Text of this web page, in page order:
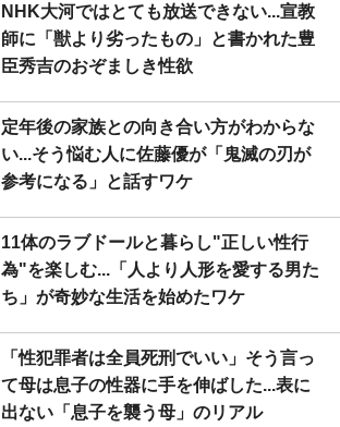
NHK大河ではとても放送できない...宣教
師に「獣より劣ったもの」と書かれた豊
臣秀吉のおぞましき性欲
定年後の家族との向き合い方がわからな
い...そう悩む人に佐藤優が「鬼滅の刃が
参考になる」と話すワケ
11体のラブドールと暮らし"正しい性行
為"を楽しむ...「人より人形を愛する男た
ち」が奇妙な生活を始めたワケ
「性犯罪者は全員死刑でいい」そう言っ
て母は息子の性器に手を伸ばした...表に
出ない「息子を襲う母」のリアル